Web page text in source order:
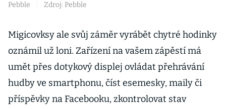
Pebble Zdroj: Pebble
Migicovksy ale svůj záměr vyrábět chytré hodinky
oznámil už loni. Zařízení na vašem zápěstí má
umět přes dotykový displej ovládat přehrávání
hudby ve smartphonu, číst esemesky, maily či
příspěvky na Facebooku, zkontrolovat stav